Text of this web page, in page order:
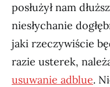
posłużył nam
niesłychanie
jaki rzeczywiście
razie usterek,
usuwanie adblue.